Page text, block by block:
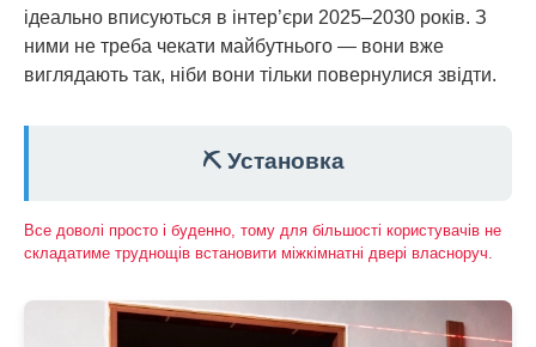
ідеально вписуються в інтер’єри 2025–2030 років. З
ними не треба чекати майбутнього — вони вже
виглядають так, ніби вони тільки повернулися звідти.
⛏️ Установка
Все доволі просто і буденно, тому для більшості користувачів не
складатиме труднощів встановити міжкімнатні двері власноруч.